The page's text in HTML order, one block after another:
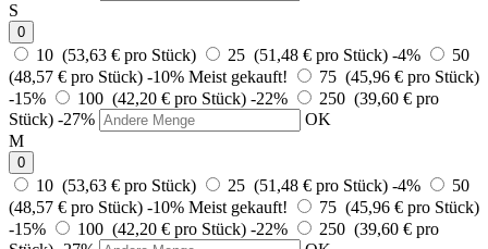
S
0
10 (53,63 € pro Stück) 25 (51,48 € pro Stück) -4%
50
(48,57 € pro Stück) -10% Meist gekauft!
75 (45,96 € pro Stück)
-15%
100 (42,20 € pro Stück) -22%
250 (39,60 € pro
Stück) -27%
OK
M
0
10 (53,63 € pro Stück) 25 (51,48 € pro Stück) -4%
50
(48,57 € pro Stück) -10% Meist gekauft!
75 (45,96 € pro Stück)
-15%
100 (42,20 € pro Stück) -22%
250 (39,60 € pro